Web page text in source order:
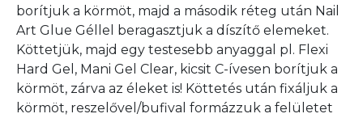
borítjuk a körmöt, majd a második réteg után Nail
Art Glue Géllel beragasztjuk a díszítő elemeket.
Köttetjük, majd egy testesebb anyaggal pl. Flexi
Hard Gel, Mani Gel Clear, kicsit C-ívesen borítjuk a
körmöt, zárva az éleket is! Köttetés után fixáljuk a
körmöt, reszelővel/bufival formázzuk a felületet